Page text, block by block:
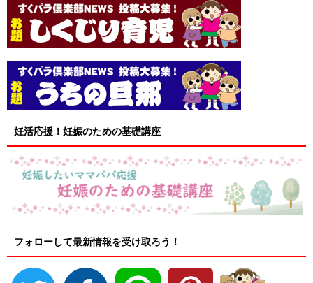
妊活応援！妊娠のための基礎講座
フォローして最新情報を受け取ろう！